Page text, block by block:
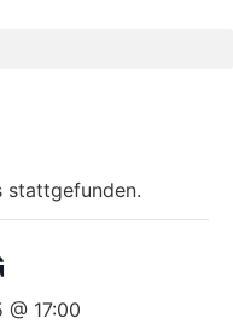
stattgefunden.
@ 17:00